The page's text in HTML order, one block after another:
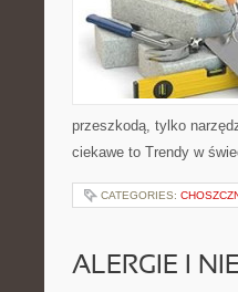
przeszkodą, tylko
ciekawe to Trendy w
CATEGORIES:
ALERGIE I